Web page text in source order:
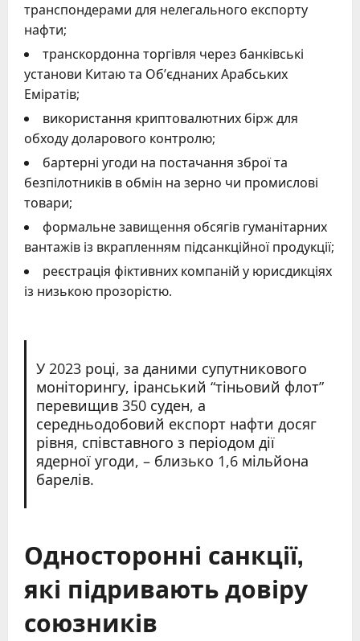
транспондерами для нелегального експорту
нафти;
транскордонна торгівля через банківські
установи Китаю та Об’єднаних Арабських
Еміратів;
використання криптовалютних бірж для
обходу доларового контролю;
бартерні угоди на постачання зброї та
безпілотників в обмін на зерно чи промислові
товари;
формальне завищення обсягів гуманітарних
вантажів із вкрапленням підсанкційної продукції;
реєстрація фіктивних компаній у юрисдикціях
із низькою прозорістю.
У 2023 році, за даними супутникового
моніторингу, іранський “тіньовий флот”
перевищив 350 суден, а
середньодобовий експорт нафти досяг
рівня, співставного з періодом дії
ядерної угоди, – близько 1,6 мільйона
барелів.
Односторонні санкції,
які підривають довіру
союзників